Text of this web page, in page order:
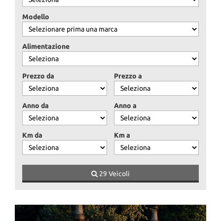
Modello
Alimentazione
Prezzo da Prezzo a
Anno da Anno a
Km da Km a
29 Veicoli
tracciamento
che
adottiamo
offrire
funzionalità
svolgere
attività
seguito
descritte.
Per
ottenere
sull'utilità
funzionamento